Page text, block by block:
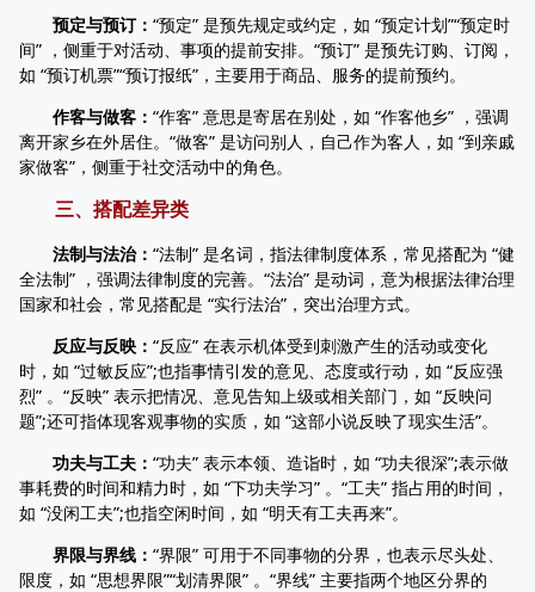
预定与预订： “预定” 是预先规定或约定，如 “预定计划”“预定时
间” ，侧重于对活动、事项的提前安排。“预订” 是预先订购、订阅，
如 “预订机票”“预订报纸”，主要用于商品、服务的提前预约。
作客与做客： “作客” 意思是寄居在别处，如 “作客他乡” ，强调
离开家乡在外居住。“做客” 是访问别人，自己作为客人，如 “到亲戚
家做客”，侧重于社交活动中的角色。
三、搭配差异类
法制与法治： “法制” 是名词，指法律制度体系，常见搭配为 “健
全法制” ，强调法律制度的完善。“法治” 是动词，意为根据法律治理
国家和社会，常见搭配是 “实行法治”，突出治理方式。
反应与反映： “反应” 在表示机体受到刺激产生的活动或变化
时，如 “过敏反应”;也指事情引发的意见、态度或行动，如 “反应强
烈” 。“反映” 表示把情况、意见告知上级或相关部门，如 “反映问
题”;还可指体现客观事物的实质，如 “这部小说反映了现实生活”。
功夫与工夫： “功夫” 表示本领、造诣时，如 “功夫很深”;表示做
事耗费的时间和精力时，如 “下功夫学习” 。“工夫” 指占用的时间，
如 “没闲工夫”;也指空闲时间，如 “明天有工夫再来”。
界限与界线： “界限” 可用于不同事物的分界，也表示尽头处、
限度，如 “思想界限”“划清界限” 。“界线” 主要指两个地区分界的